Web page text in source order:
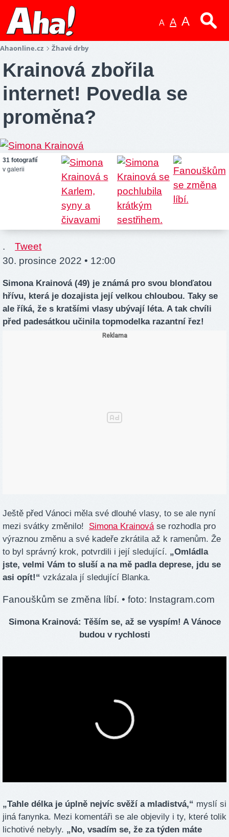
A A A
Ahaonline.cz Žhavé drby
Krainová zbořila
internet! Povedla se
proměna?
31 fotografií
v galerii
.
Tweet
30. prosince 2022 • 12:00
Simona Krainová (49) je známá pro svou blonďatou
hřívu, která je dozajista její velkou chloubou. Taky se
ale říká, že s kratšími vlasy ubývají léta. A tak chvíli
před padesátkou učinila topmodelka razantní řez!
Ještě před Vánoci měla své dlouhé vlasy, to se ale nyní
mezi svátky změnilo! Simona Krainováse rozhodla pro
výraznou změnu a své kadeře zkrátila až k ramenům. Že
to byl správný krok, potvrdili i její sledující. „Omládla
jste, velmi Vám to sluší a na mě padla deprese, jdu se
asi opít!“ vzkázala jí sledující Blanka.
Fanouškům se změna líbí. • foto: Instagram.com
Simona Krainová: Těším se, až se vyspím! A Vánoce
budou v rychlosti
„Tahle délka je úplně nejvíc svěží a mladistvá,“ myslí si
jiná fanynka. Mezi komentáři se ale objevily i ty, které tolik
lichotivé nebyly. „No, vsadím se, že za týden máte